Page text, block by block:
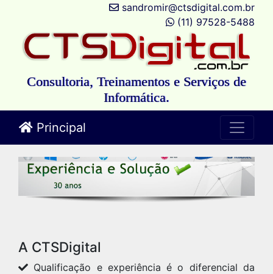
sandromir@ctsdigital.com.br
(11) 97528-5488
Consultoria, Treinamentos e Serviços de
Informática.
Principal
A CTSDigital
Qualificação e experiência é o diferencial da